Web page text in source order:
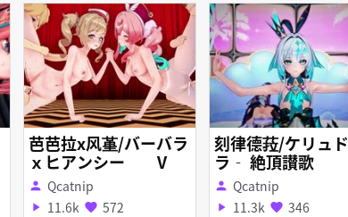
芭芭拉x风堇/バーバラ
ｘヒアンシー V
person Qcatnip
play_arrow 11.6k favorite 572
刻律德菈/ケリュド
ラ‐ 絶頂讃歌
person Qcatnip
play_arrow 11.3k favorite 346